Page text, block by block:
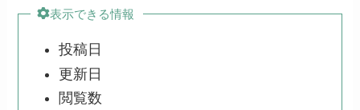
表示できる情報
投稿日
更新日
閲覧数